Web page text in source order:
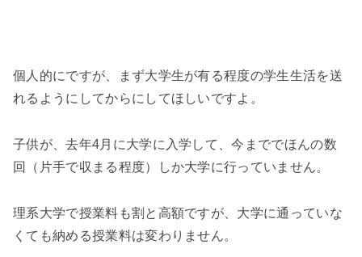
個人的にですが、まず大学生が有る程度の学生生活を送
れるようにしてからにしてほしいですよ。
子供が、去年4月に大学に入学して、今まででほんの数
回（片手で収まる程度）しか大学に行っていません。
理系大学で授業料も割と高額ですが、大学に通っていな
くても納める授業料は変わりません。